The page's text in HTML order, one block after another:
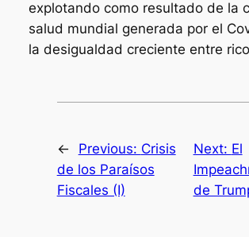
explotando como resultado de la
salud mundial generada por el
la desigualdad creciente entre
← Previous: Crisis
de los Paraísos
Fiscales (I)
Next: El
de